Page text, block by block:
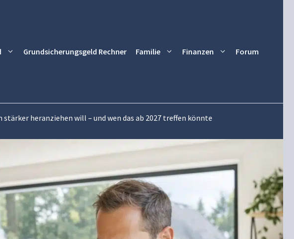
Grundsicherungsgeld Rechner Familie Finanzen Forum
heranziehen will – und wen das ab 2027 treffen könnte